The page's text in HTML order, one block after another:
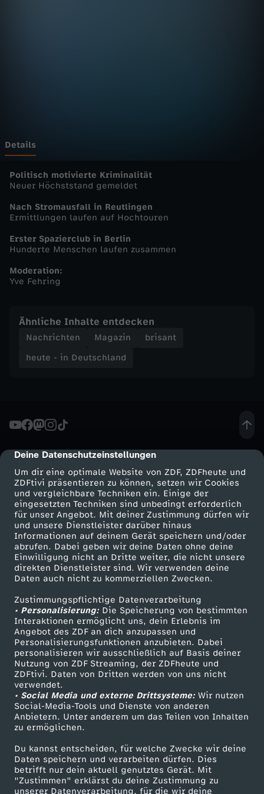
cmp-dialog-description
Deine Datenschutzeinstellungen
Um dir eine optimale Website von ZDF, ZDFheute und
ZDFtivi präsentieren zu können, setzen wir Cookies
und vergleichbare Techniken ein. Einige der
eingesetzten Techniken sind unbedingt erforderlich
für unser Angebot. Mit deiner Zustimmung dürfen wir
und unsere Dienstleister darüber hinaus
Informationen auf deinem Gerät speichern und/oder
abrufen. Dabei geben wir deine Daten ohne deine
Einwilligung nicht an Dritte weiter, die nicht unsere
direkten Dienstleister sind. Wir verwenden deine
Daten auch nicht zu kommerziellen Zwecken.
Zustimmungspflichtige Datenverarbeitung
• Personalisierung:Die Speicherung von bestimmten
Interaktionen ermöglicht uns, dein Erlebnis im
Angebot des ZDF an dich anzupassen und
Personalisierungsfunktionen anzubieten. Dabei
personalisieren wir ausschließlich auf Basis deiner
Nutzung von ZDF Streaming, der ZDFheute und
ZDFtivi. Daten von Dritten werden von uns nicht
verwendet.
• Social Media und externe Drittsysteme:Wir nutzen
Social-Media-Tools und Dienste von anderen
Anbietern. Unter anderem um das Teilen von Inhalten
zu ermöglichen.
Du kannst entscheiden, für welche Zwecke wir deine
Daten speichern und verarbeiten dürfen. Dies
betrifft nur dein aktuell genutztes Gerät. Mit
"Zustimmen" erklärst du deine Zustimmung zu
unserer Datenverarbeitung, für die wir deine
s
c
h
l
n
d
-
u
t
e
-
i
n
D
e
u
t
s
c
h
Details
Politisch motivierte Kriminalität
Neuer Höchststand gemeldet
Nach Stromausfall in Reutlingen
Ermittlungen laufen auf Hochtouren
Erster Spazierclub in Berlin
Hunderte Menschen laufen zusammen
Moderation:
Yve Fehring
Ähnliche Inhalte entdecken
Nachrichten Magazin
brisant
heute - in Deutschland
Mehr ZDF
ZDF-Apps
Smart TV
ZDFtext
Livestreams
Sendungen A-Z
TV-Programm
Service
ZDFmitreden
Kontakt zum ZDF
Tickets
Zuschauerservice
Hilfe
ZDF Unternehmen
Karriere
ZDF goes Schule
Werbefernsehen